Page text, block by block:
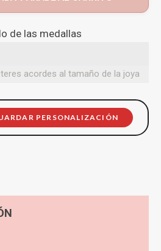
de las medallas
acordes al tamaño de la joya
PERSONALIZACIÓN